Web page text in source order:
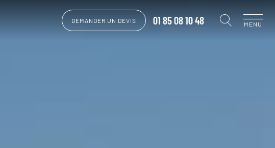
DEMANDER UN DEVIS 01 85 08 10 48 MENU